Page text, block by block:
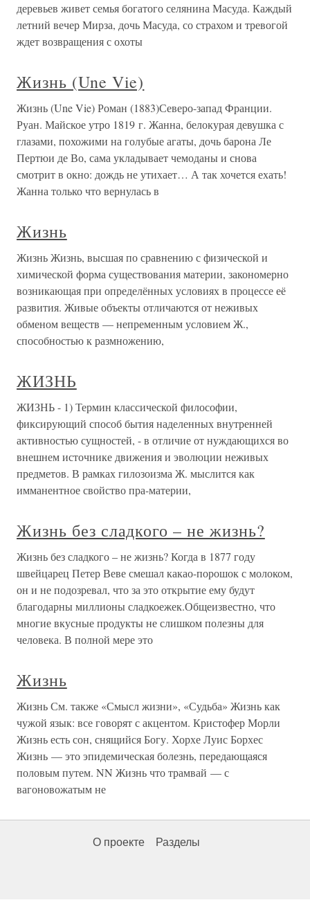
деревьев живет семья богатого селянина Масуда. Каждый
летний вечер Мирза, дочь Масуда, со страхом и тревогой
ждет возвращения с охоты
Жизнь (Une Vie)
Жизнь (Une Vie) Роман (1883)Северо-запад Франции.
Руан. Майское утро 1819 г. Жанна, белокурая девушка с
глазами, похожими на голубые агаты, дочь барона Ле
Пертюи де Во, сама укладывает чемоданы и снова
смотрит в окно: дождь не утихает… А так хочется ехать!
Жанна только что вернулась в
Жизнь
Жизнь Жизнь, высшая по сравнению с физической и
химической форма существования материи, закономерно
возникающая при определённых условиях в процессе её
развития. Живые объекты отличаются от неживых
обменом веществ — непременным условием Ж.,
способностью к размножению,
ЖИЗНЬ
ЖИЗНЬ - 1) Термин классической философии,
фиксирующий способ бытия наделенных внутренней
активностью сущностей, - в отличие от нуждающихся во
внешнем источнике движения и эволюции неживых
предметов. В рамках гилозоизма Ж. мыслится как
имманентное свойство пра-материи,
Жизнь без сладкого – не жизнь?
Жизнь без сладкого – не жизнь? Когда в 1877 году
швейцарец Петер Веве смешал какао-порошок с молоком,
он и не подозревал, что за это открытие ему будут
благодарны миллионы сладкоежек.Общеизвестно, что
многие вкусные продукты не слишком полезны для
человека. В полной мере это
Жизнь
Жизнь См. также «Смысл жизни», «Судьба» Жизнь как
чужой язык: все говорят с акцентом. Кристофер Морли
Жизнь есть сон, снящийся Богу. Хорхе Луис Борхес
Жизнь — это эпидемическая болезнь, передающаяся
половым путем. NN Жизнь что трамвай — с
вагоновожатым не
О проекте Разделы